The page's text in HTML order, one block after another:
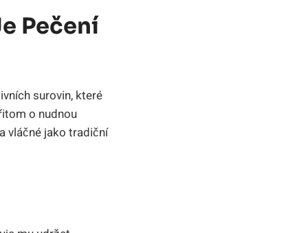
Pečení
surovin, které
o nudnou
vláčné jako tradiční